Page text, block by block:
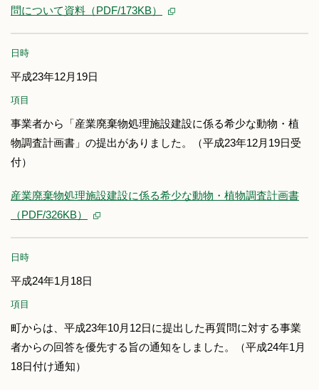
問について資料（PDF/173KB）
日時
平成23年12月19日
項目
事業者から「産業廃棄物処理施設建設に係る希少な動物・植
物調査計画書」の提出がありました。（平成23年12月19日受
付）
産業廃棄物処理施設建設に係る希少な動物・植物調査計画書
（PDF/326KB）
日時
平成24年1月18日
項目
町からは、平成23年10月12日に提出した再質問に対する事業
者からの回答を優先する旨の通知をしました。（平成24年1月
18日付け通知）